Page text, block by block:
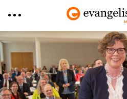
Direkt
zum
Inhalt